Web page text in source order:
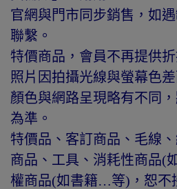
官網與門市同步銷售，如
聯繫。
特價商品，會員不再提供折
照片因拍攝光線與螢幕色
顏色與網路呈現略有不同
為準。
特價品、客訂商品、毛線
商品、工具、消耗性商品(
權商品(如書籍…等)，恕不